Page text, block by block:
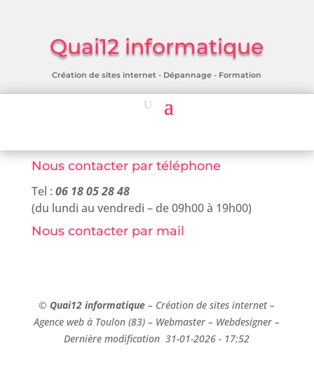
Quai12 informatique
Création de sites internet - Dépannage - Formation
Nous contacter par téléphone
Tel : 06 18 05 28 48
(du lundi au vendredi – de 09h00 à 19h00)
Nous contacter par mail
© Quai12 informatique – Création de sites internet –
Agence web à Toulon (83) – Webmaster – Webdesigner –
Dernière modification 31-01-2026 - 17:52